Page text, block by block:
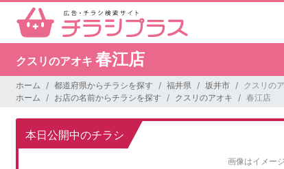
クスリのアオキ 春江店
ホーム 都道府県からチラシを探す 福井県 坂井市
クスリの
ホーム
お店の名前からチラシを探す クスリのアオキ 春江店
本日公開中のチラシ
画像はイメージ